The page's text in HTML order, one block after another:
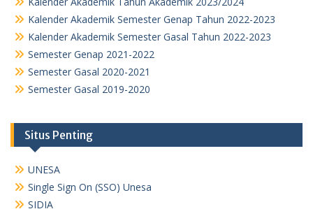
Kalender Akademik Semester Genap Tahun 2022-2023
Kalender Akademik Semester Gasal Tahun 2022-2023
Semester Genap 2021-2022
Semester Gasal 2020-2021
Semester Gasal 2019-2020
Situs Penting
UNESA
Single Sign On (SSO) Unesa
SIDIA